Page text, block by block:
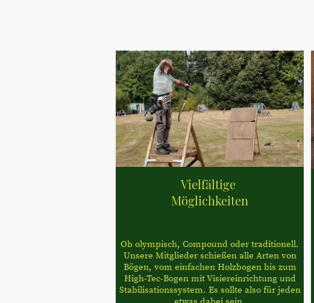
Vielfältige
Möglichkeiten
Ob olympisch, Compound oder traditionell.
Unsere Mitglieder schießen alle Arten von
Bögen, vom einfachen Holzbogen bis zum
High-Tec-Bogen mit Visiereinrichtung und
Stabilisationssystem. Es sollte also für jeden